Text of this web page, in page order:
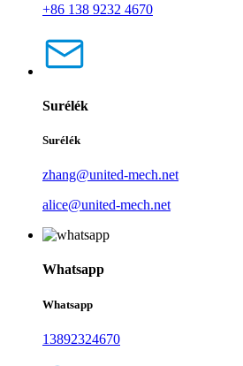
+86 138 9232 4670
Surélék
Surélék
zhang@united-mech.net
alice@united-mech.net
Whatsapp
Whatsapp
13892324670